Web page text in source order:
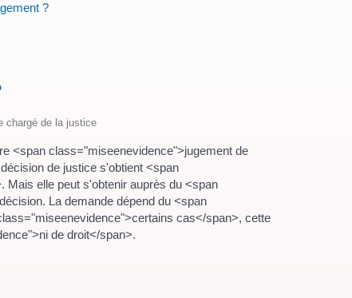
?
chargé de la justice
<span class="miseenevidence">jugement de
de justice s'obtient <span
elle peut s'obtenir auprès du <span
La demande dépend du <span
cas</span>, cette
de droit</span>.